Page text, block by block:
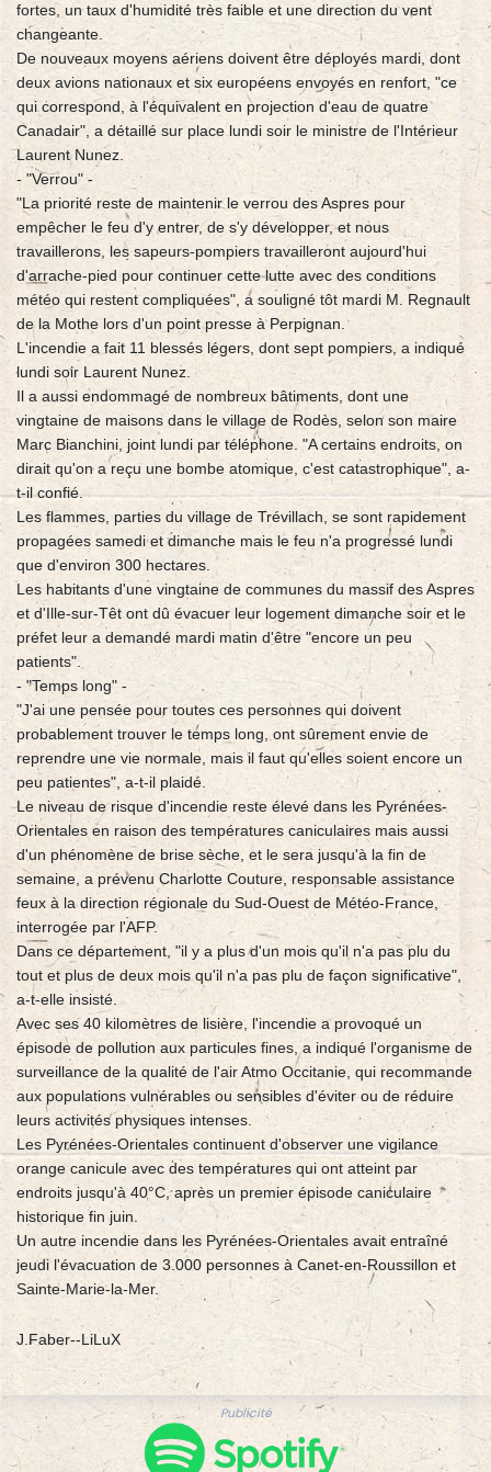
fortes, un taux d'humidité très faible et une direction du vent
changeante.
De nouveaux moyens aériens doivent être déployés mardi, dont
deux avions nationaux et six européens envoyés en renfort, "ce
qui correspond, à l'équivalent en projection d'eau de quatre
Canadair", a détaillé sur place lundi soir le ministre de l'Intérieur
Laurent Nunez.
- "Verrou" -
"La priorité reste de maintenir le verrou des Aspres pour
empêcher le feu d'y entrer, de s'y développer, et nous
travaillerons, les sapeurs-pompiers travailleront aujourd'hui
d'arrache-pied pour continuer cette lutte avec des conditions
météo qui restent compliquées", a souligné tôt mardi M. Regnault
de la Mothe lors d'un point presse à Perpignan.
L'incendie a fait 11 blessés légers, dont sept pompiers, a indiqué
lundi soir Laurent Nunez.
Il a aussi endommagé de nombreux bâtiments, dont une
vingtaine de maisons dans le village de Rodès, selon son maire
Marc Bianchini, joint lundi par téléphone. "A certains endroits, on
dirait qu'on a reçu une bombe atomique, c'est catastrophique", a-
t-il confié.
Les flammes, parties du village de Trévillach, se sont rapidement
propagées samedi et dimanche mais le feu n'a progressé lundi
que d'environ 300 hectares.
Les habitants d'une vingtaine de communes du massif des Aspres
et d'Ille-sur-Têt ont dû évacuer leur logement dimanche soir et le
préfet leur a demandé mardi matin d'être "encore un peu
patients".
- "Temps long" -
"J'ai une pensée pour toutes ces personnes qui doivent
probablement trouver le temps long, ont sûrement envie de
reprendre une vie normale, mais il faut qu'elles soient encore un
peu patientes", a-t-il plaidé.
Le niveau de risque d'incendie reste élevé dans les Pyrénées-
Orientales en raison des températures caniculaires mais aussi
d'un phénomène de brise sèche, et le sera jusqu'à la fin de
semaine, a prévenu Charlotte Couture, responsable assistance
feux à la direction régionale du Sud-Ouest de Météo-France,
interrogée par l'AFP.
Dans ce département, "il y a plus d'un mois qu'il n'a pas plu du
tout et plus de deux mois qu'il n'a pas plu de façon significative",
a-t-elle insisté.
Avec ses 40 kilomètres de lisière, l'incendie a provoqué un
épisode de pollution aux particules fines, a indiqué l'organisme de
surveillance de la qualité de l'air Atmo Occitanie, qui recommande
aux populations vulnérables ou sensibles d'éviter ou de réduire
leurs activités physiques intenses.
Les Pyrénées-Orientales continuent d'observer une vigilance
orange canicule avec des températures qui ont atteint par
endroits jusqu'à 40°C, après un premier épisode caniculaire
historique fin juin.
Un autre incendie dans les Pyrénées-Orientales avait entraîné
jeudi l'évacuation de 3.000 personnes à Canet-en-Roussillon et
Sainte-Marie-la-Mer.
J.Faber--LiLuX
Publicité